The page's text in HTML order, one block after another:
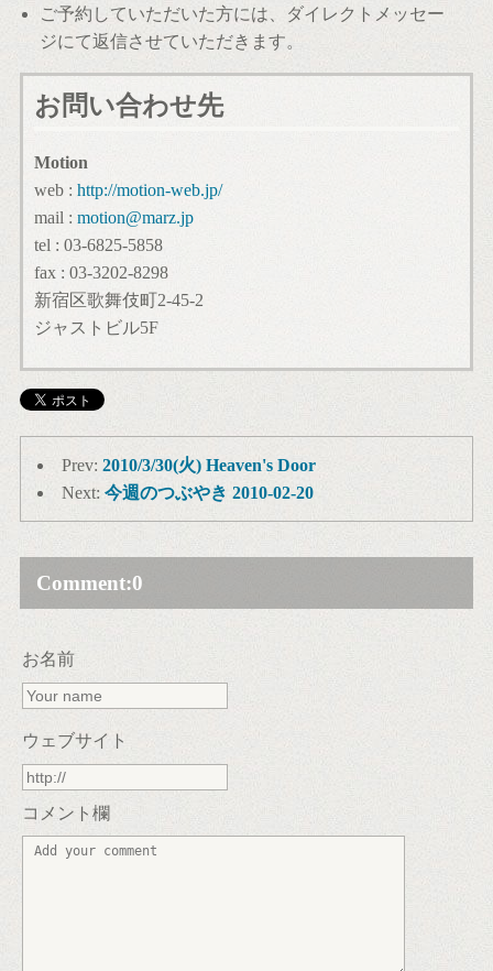
ご予約していただいた方には、ダイレクトメッセー
ジにて返信させていただきます。
お問い合わせ先
Motion
web : http://motion-web.jp/
mail : motion@marz.jp
tel : 03-6825-5858
fax : 03-3202-8298
新宿区歌舞伎町2-45-2
ジャストビル5F
Prev: 2010/3/30(火) Heaven's Door
Next: 今週のつぶやき 2010-02-20
Comment:0
お名前
ウェブサイト
コメント欄